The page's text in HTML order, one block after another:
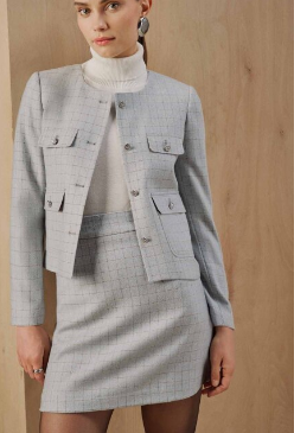
32 34 36 38 40 42 44